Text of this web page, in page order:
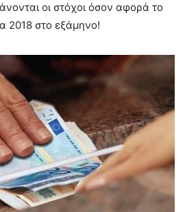
οι στόχοι όσον αφορά το
2018 στο εξάμηνο!